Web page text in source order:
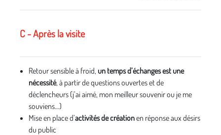
C - Après la visite
Retour sensible à froid, un temps d’échanges est une
nécessité, à partir de questions ouvertes et de
déclencheurs (j’ai aimé, mon meilleur souvenir ou je me
souviens…)
Mise en place d’activités de créationen réponse aux désirs
du public